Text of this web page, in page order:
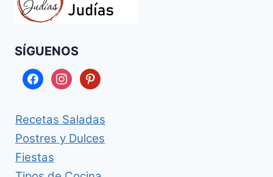
SÍGUENOS
facebookinstagrampinterest
Recetas Saladas
Postres y Dulces
Fiestas